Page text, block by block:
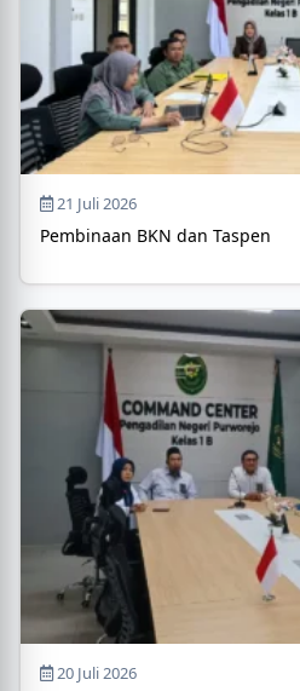
21 Juli 2026
Pembinaan BKN dan Taspen
20 Juli 2026